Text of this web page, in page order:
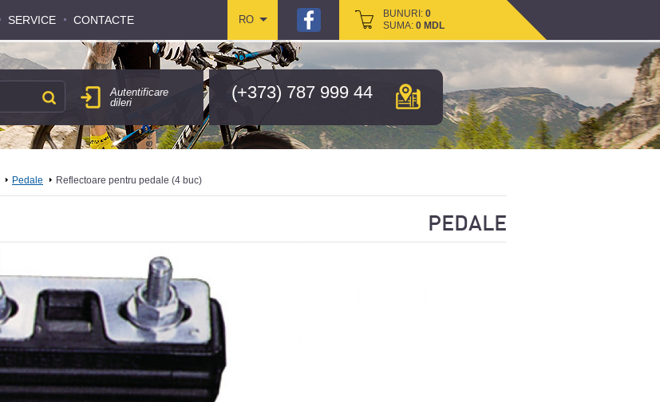
SERVICE CONTACTE RO BUNURI: 0
SUMA: 0 MDL
SERVICE CONTACTE RO BUNURI: 0
SUMA: 0 MDL
(+373) 787 999 44
Autentificare
dileri
Pedale Reflectoare pentru pedale (4 buc)
PEDALE